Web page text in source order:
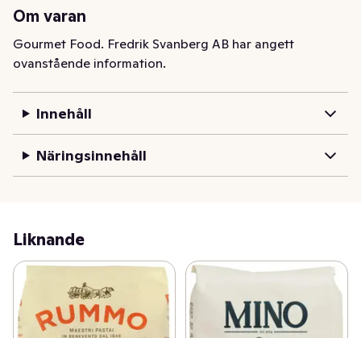
Om varan
Gourmet Food. Fredrik Svanberg AB har angett
ovanstående information.
Innehåll
Näringsinnehåll
Liknande